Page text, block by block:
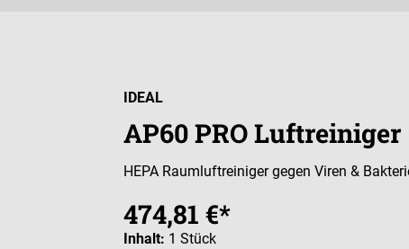
IDEAL
AP60 PRO Luftreiniger
HEPA Raumluftreiniger gegen Viren &
474,81 €*
Inhalt: 1 Stück